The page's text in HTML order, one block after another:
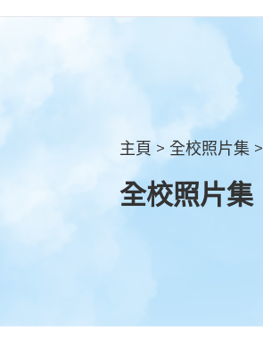
主頁 > 全校照片集 >
全校照片集